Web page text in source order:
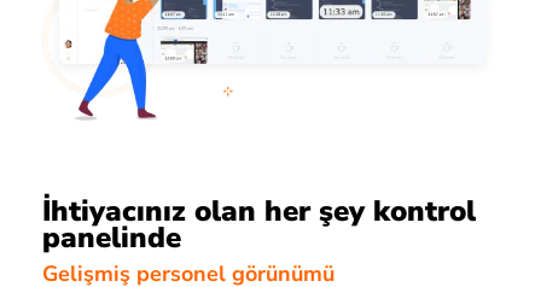
İhtiyacınız olan her şey kontrol
panelinde
Gelişmiş personel görünümü